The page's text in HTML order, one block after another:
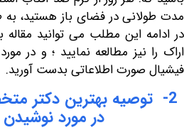
در فضای باز هستید، به طور
این مطلب می توانید مقاله
مطالعه نمایید ؛ و در مورد برخی
صورت اطلاعاتی بدست آورید.
بهترین دکتر
در مورد نوشیدن